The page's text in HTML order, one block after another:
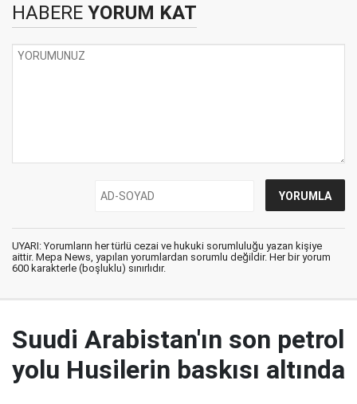
HABERE YORUM KAT
UYARI: Yorumların her türlü cezai ve hukuki sorumluluğu yazan kişiye
aittir. Mepa News, yapılan yorumlardan sorumlu değildir. Her bir yorum
600 karakterle (boşluklu) sınırlıdır.
Suudi Arabistan'ın son petrol
yolu Husilerin baskısı altında